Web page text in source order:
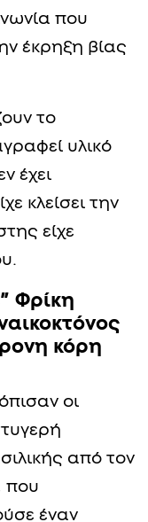
που
έκρηξη βίας
το
υλικό
έχει
κλείσει την
είχε
Φρίκη
κόρη
οι
από τον
που
έναν